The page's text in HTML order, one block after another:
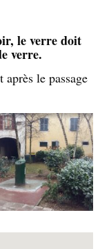
le verre doit
verre.
le passage